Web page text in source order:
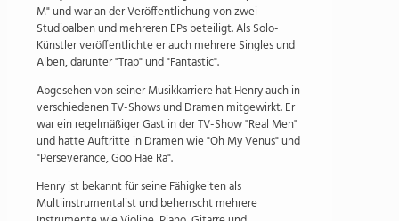
M" und war an der Veröffentlichung von zwei
Studioalben und mehreren EPs beteiligt. Als Solo-
Künstler veröffentlichte er auch mehrere Singles und
Alben, darunter "Trap" und "Fantastic".
Abgesehen von seiner Musikkarriere hat Henry auch in
verschiedenen TV-Shows und Dramen mitgewirkt. Er
war ein regelmäßiger Gast in der TV-Show "Real Men"
und hatte Auftritte in Dramen wie "Oh My Venus" und
"Perseverance, Goo Hae Ra".
Henry ist bekannt für seine Fähigkeiten als
Multiinstrumentalist und beherrscht mehrere